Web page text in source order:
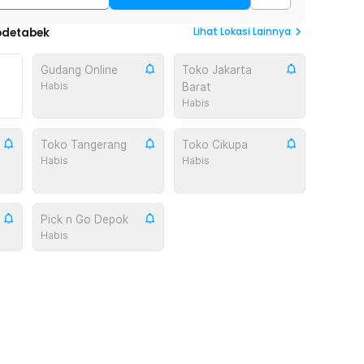
Lihat Lokasi Lainnya
Gudang Online
Habis
Toko Jakarta
Barat
Habis
Toko Tangerang
Habis
Toko Cikupa
Habis
Pick n Go Depok
Habis